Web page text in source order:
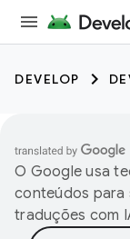
DEVELOP
O Google usa
conteúdos para
traduções com